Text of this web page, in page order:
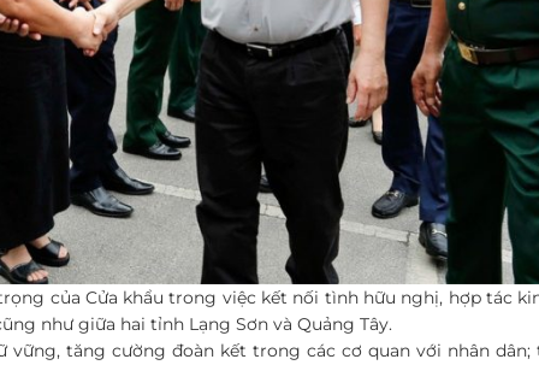
của Cửa khẩu trong việc kết nối tình hữu nghị, hợp tác
như giữa hai tỉnh Lạng Sơn và Quảng Tây.
vững, tăng cường đoàn kết trong các cơ quan với nhân